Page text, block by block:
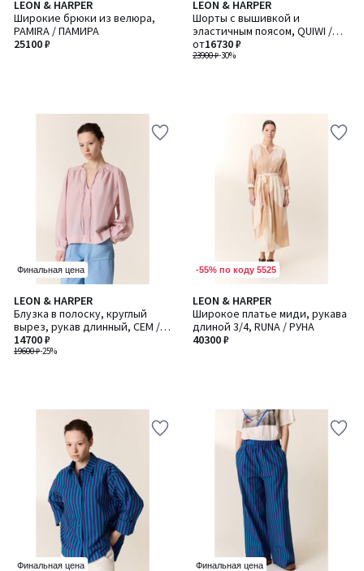
LEON & HARPER
Широкие брюки из велюра,
PAMIRA / ПАМИРА
25100 ₽
LEON & HARPER
Шорты с вышивкой и
эластичным поясом, QUIWI /
КИВИ
23900 ₽-30%
от16730 ₽
Финальная цена
LEON & HARPER
Блузка в полоску, круглый
вырез, рукав длинный, CEM /
ЦЕМ
19600 ₽-25%
14700 ₽
-55% по коду 5525
LEON & HARPER
Широкое платье миди, рукава
длиной 3/4, RUNA / РУНА
40300 ₽
Финальная цена Финальная цена